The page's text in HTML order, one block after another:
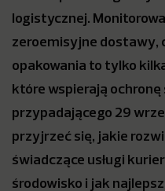
logistycznej.
zeroemisyjne dostawy,
opakowania to tylko
które wspierają ochronę
przypadającego 29
przyjrzeć się, jakie
świadczące usługi
środowisko i jak